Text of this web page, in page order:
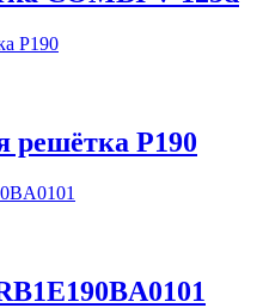
P190